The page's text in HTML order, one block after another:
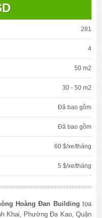
281
4
50 m2
30 - 50 m2
Đã bao gồm
Đã bao gồm
60 $/xe/tháng
5 $/xe/tháng
Hoàng Đan Building tọa
Khai, Phường Đa Kao, Quận